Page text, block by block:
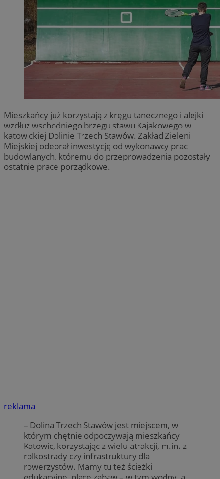
Mieszkańcy już korzystają z kręgu tanecznego i alejki
wzdłuż wschodniego brzegu stawu Kajakowego w
katowickiej Dolinie Trzech Stawów. Zakład Zieleni
Miejskiej odebrał inwestycję od wykonawcy prac
budowlanych, któremu do przeprowadzenia pozostały
ostatnie prace porządkowe.
reklama
– Dolina Trzech Stawów jest miejscem, w
którym chętnie odpoczywają mieszkańcy
Katowic, korzystając z wielu atrakcji, m.in. z
rolkostrady czy infrastruktury dla
rowerzystów. Mamy tu też ścieżki
edukacyjne, place zabaw – w tym wodny, a